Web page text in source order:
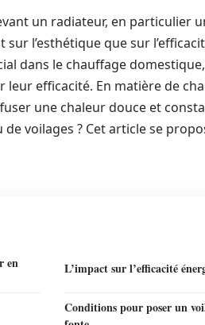
un radiateur, en particulier
l’esthétique que sur
dans le chauffage
efficacité. En matière de
une chaleur douce et
voilages ? Cet article se
en
L’impact sur l’efficacité
Conditions pour poser un